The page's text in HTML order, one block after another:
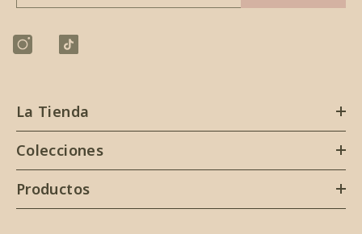
La Tienda
Colecciones
Productos